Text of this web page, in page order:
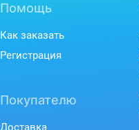
Помощь
Как заказать
Регистрация
Покупателю
Доставка